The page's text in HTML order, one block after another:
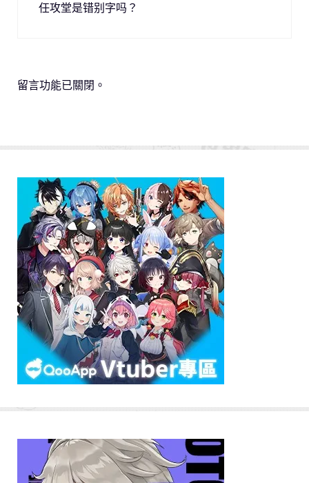
任攻堂是错别字吗？
留言功能已關閉。